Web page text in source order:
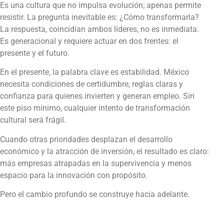
Es una cultura que no impulsa evolución; apenas permite
resistir. La pregunta inevitable es: ¿Cómo transformarla?
La respuesta, coincidían ambos líderes, no es inmediata.
Es generacional y requiere actuar en dos frentes: el
presente y el futuro.
En el presente, la palabra clave es estabilidad. México
necesita condiciones de certidumbre, reglas claras y
confianza para quienes invierten y generan empleo. Sin
este piso mínimo, cualquier intento de transformación
cultural será frágil.
Cuando otras prioridades desplazan el desarrollo
económico y la atracción de inversión, el resultado es claro:
más empresas atrapadas en la supervivencia y menos
espacio para la innovación con propósito.
Pero el cambio profundo se construye hacia adelante.